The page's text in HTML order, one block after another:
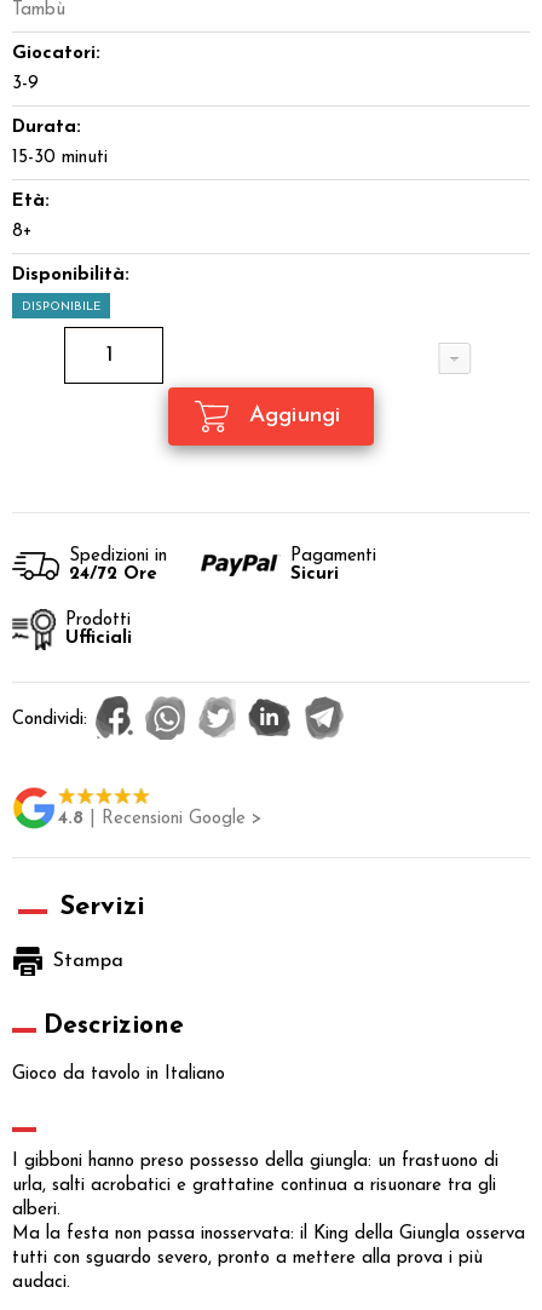
Tambù
Giocatori:
3-9
Durata:
15-30 minuti
Età:
8+
Disponibilità:
DISPONIBILE
Spedizioni in
24/72 Ore
Pagamenti
Sicuri
Prodotti
Ufficiali
Condividi:
4.8 | Recensioni Google >
Servizi
Stampa
Descrizione
Gioco da tavolo in Italiano
I gibboni hanno preso possesso della giungla: un frastuono di
urla, salti acrobatici e grattatine continua a risuonare tra gli
alberi.
Ma la festa non passa inosservata: il King della Giungla osserva
tutti con sguardo severo, pronto a mettere alla prova i più
audaci.